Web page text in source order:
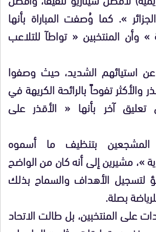
». كما وُصفت المباراة بأنها
» وأن المنتخبين « تواطآ للتلاعب
عن استيائهم الشديد، حيث وصفوا
والأكثر تفوحاً بالرائحة الكريهة في
تعليق آخر بأنها « الأقذر على
بتنظيف ما أسموه
»، مشيرين إلى أنه كان من الواضح
لتسجيل الأهداف والسماح بذلك
بصلة.
على المنتخبين، بل طالت الاتحاد